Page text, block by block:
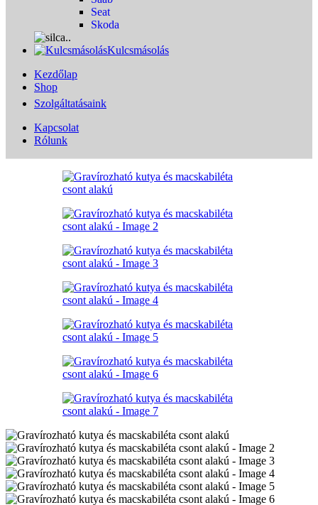
Seat
Skoda
Kulcsmásolás
Kezdőlap
Shop
Szolgáltatásaink
Kapcsolat
Rólunk